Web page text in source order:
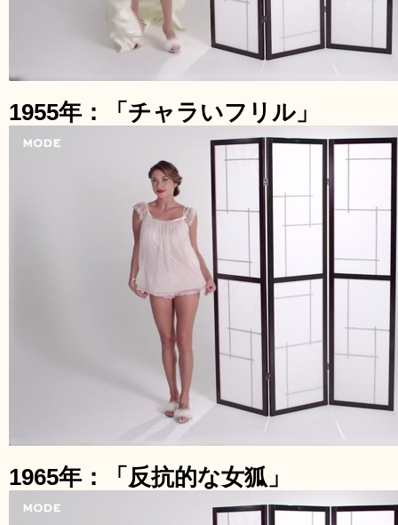
1955年：「チャラいフリル」
1965年：「反抗的な女狐」